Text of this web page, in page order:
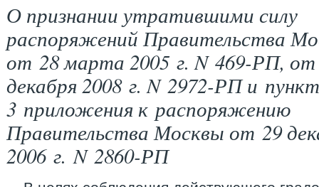
О признании утратившими силу
распоряжений Правительства
от 28 марта 2005 г. N 469-РП,
декабря 2008 г. N 2972-РП и
3 приложения к распоряжению
Правительства Москвы от 29
2006 г. N 2860-РП